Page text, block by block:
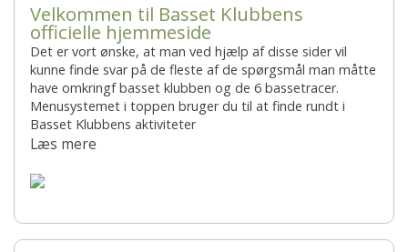
Velkommen til Basset Klubbens
officielle hjemmeside
Det er vort ønske, at man ved hjælp af disse sider vil
kunne finde svar på de fleste af de spørgsmål man måtte
have omkringf basset klubben og de 6 bassetracer.
Menusystemet i toppen bruger du til at finde rundt i
Basset Klubbens aktiviteter
Læs mere